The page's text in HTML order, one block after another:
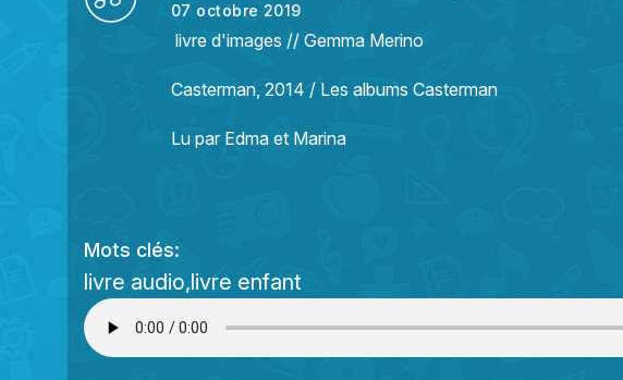
07 octobre 2019
livre d'images // Gemma Merino
Casterman, 2014 / Les albums Casterman
Lu par Edma et Marina
Mots clés:
livre audio livre enfant